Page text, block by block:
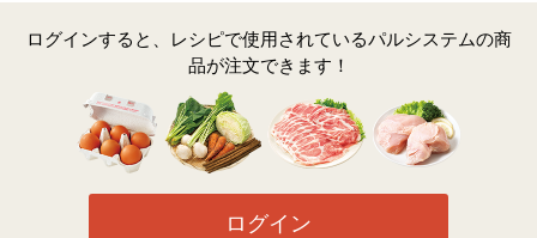
ログインすると、レシピで使用されているパルシステムの商
品が注文できます！
ログイン